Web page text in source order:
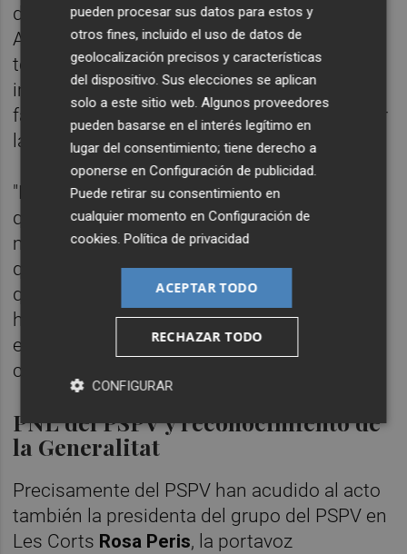
del Partido Popular, porque "son el
Ayuntamiento que está desmantelando
todas las políticas laborales que
impulsamos desde Valencia Activa para
favorecer y ayudar a las mujeres a conseguir
la igualdad en el mercado laboral".
"Ella es la protagonista y la alcaldesa que ha
quitado las ayudas a la contratación de
mujeres con dificultades de empleabilidad,
que ha quitado el Espai Lidera, que ha
quitado la conferencia de 'Lidereses' y que
ha quitado todas las medidas plenas de
empleo dirigidas a la formación,
capacitación y educación", ha señalado.
PNL del PSPV y reconocimiento de
la Generalitat
Precisamente del PSPV han acudido al acto
también la presidenta del grupo del PSPV en
Les Corts Rosa Peris, la portavoz
pueden procesar sus datos para estos y
otros fines, incluido el uso de datos de
geolocalización precisos y características
del dispositivo. Sus elecciones se aplican
solo a este sitio web. Algunos proveedores
pueden basarse en el interés legítimo en
lugar del consentimiento; tiene derecho a
oponerse enConfiguración de publicidad.
Puede retirar su consentimiento en
cualquier momento enConfiguración de
cookies.Política de privacidad
ACEPTAR TODO
RECHAZAR TODO
CONFIGURAR